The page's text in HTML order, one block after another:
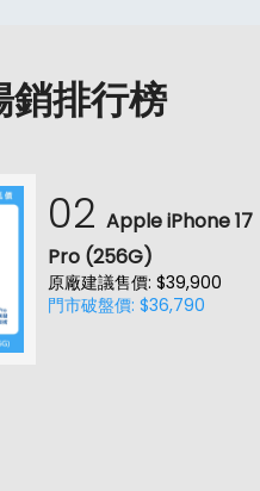
銷排行榜
02 Apple iPhone 17
Pro (256G)
原廠建議售價: $39,900
門市破盤價: $36,790